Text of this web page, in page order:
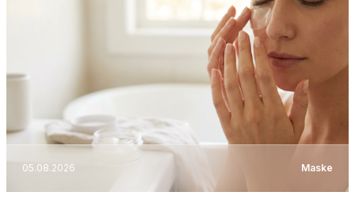
05.08.2026 Maske